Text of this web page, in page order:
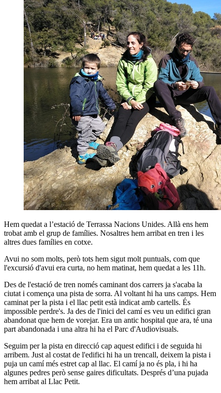
Hem quedat a l’estació de Terrassa Nacions Unides. Allà ens hem
trobat amb el grup de famílies. Nosaltres hem arribat en tren i les
altres dues famílies en cotxe.
Avui no som molts, però tots hem sigut molt puntuals, com que
l'excursió d'avui era curta, no hem matinat, hem quedat a les 11h.
Des de l'estació de tren només caminant dos carrers ja s'acaba la
ciutat i comença una pista de sorra. Al voltant hi ha uns camps. Hem
caminat per la pista i el llac petit està indicat amb cartells. És
impossible perdre's. Ja des de l'inici del camí es veu un edifici gran
abandonat que hem de vorejar. Era un antic hospital que ara, té una
part abandonada i una altra hi ha el Parc d'Audiovisuals.
Seguim per la pista en direcció cap aquest edifici i de seguida hi
arribem. Just al costat de l'edifici hi ha un trencall, deixem la pista i
puja un camí més estret cap al llac. El camí ja no és pla, i hi ha
algunes pedres però sense gaires dificultats. Després d’una pujada
hem arribat al Llac Petit.